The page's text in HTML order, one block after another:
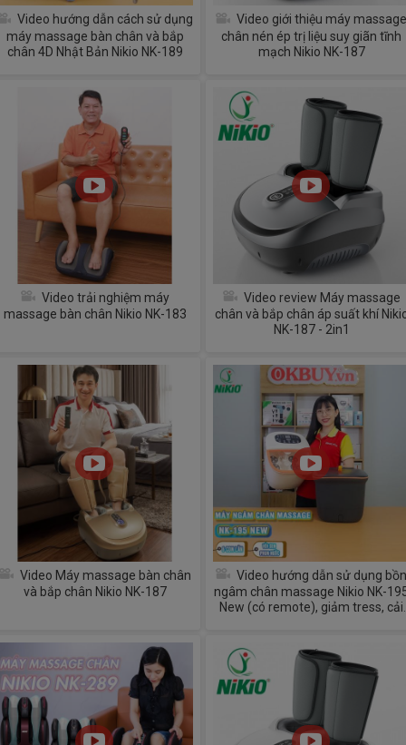
Video hướng dẫn cách sử dụng
máy massage bàn chân và bắp
chân 4D Nhật Bản Nikio NK-189
Video giới thiệu máy massage
chân nén ép trị liệu suy giãn tĩnh
mạch Nikio NK-187
Video trải nghiệm máy
massage bàn chân Nikio NK-183
Video review Máy massage
chân và bắp chân áp suất khí
NK-187 - 2in1
Video Máy massage bàn chân
và bắp chân Nikio NK-187
Video hướng dẫn sử dụng bồn
ngâm chân massage Nikio NK-
New (có remote), giảm tress, cải